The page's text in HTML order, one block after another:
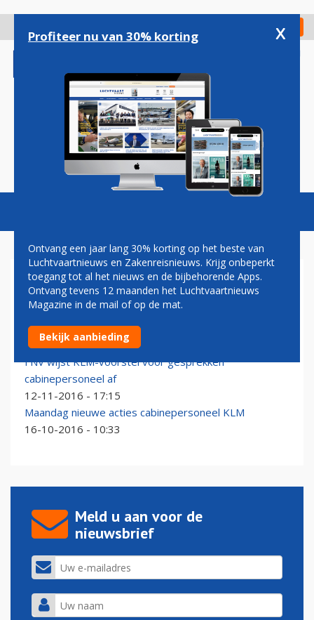
gaan
Check in
Magazine Podcasts Vacatures
FNC
KLM in gelijk gesteld door ondernemingskamer
26-01-2017 - 17:26
FNV wijst KLM-voorstel voor gesprekken
cabinepersoneel af
12-11-2016 - 17:15
Maandag nieuwe acties cabinepersoneel KLM
16-10-2016 - 10:33
Meld u aan voor de
nieuwsbrief
Profiteer nu van 30% korting x
Ontvang een jaar lang 30% korting op het beste van
Luchtvaartnieuws en Zakenreisnieuws. Krijg onbeperkt
toegang tot al het nieuws en de bijbehorende Apps.
Ontvang tevens 12 maanden het Luchtvaartnieuws
Magazine in de mail of op de mat.
Bekijk aanbieding